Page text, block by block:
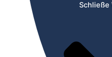
Schließe